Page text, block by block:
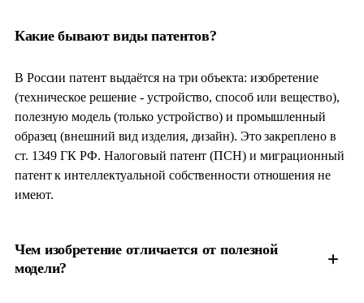
Какие бывают виды патентов?
В России патент выдаётся на три объекта: изобретение
(техническое решение - устройство, способ или вещество),
полезную модель (только устройство) и промышленный
образец (внешний вид изделия, дизайн). Это закреплено в
ст. 1349 ГК РФ. Налоговый патент (ПСН) и миграционный
патент к интеллектуальной собственности отношения не
имеют.
Чем изобретение отличается от полезной
модели?